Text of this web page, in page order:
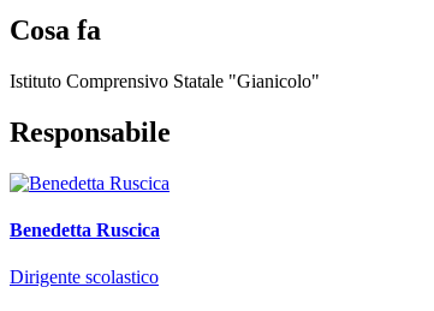
Cosa fa
Istituto Comprensivo Statale "Gianicolo"
Responsabile
Benedetta Ruscica
Dirigente scolastico